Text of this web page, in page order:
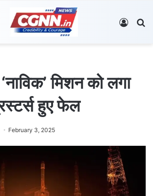
Log In
मिशन को लगा
हुए फेल
February 3, 2025